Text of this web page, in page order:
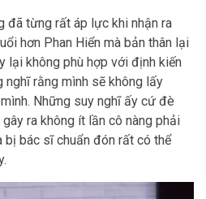
đã từng rất áp lực khi nhận ra
hơn Phan Hiển mà bản thân lại
lại không phù hợp với định kiến
nghĩ rằng mình sẽ không lấy
Những suy nghĩ ấy cứ đè
ra không ít lần cô nàng phải
bị bác sĩ chuẩn đón rất có thể